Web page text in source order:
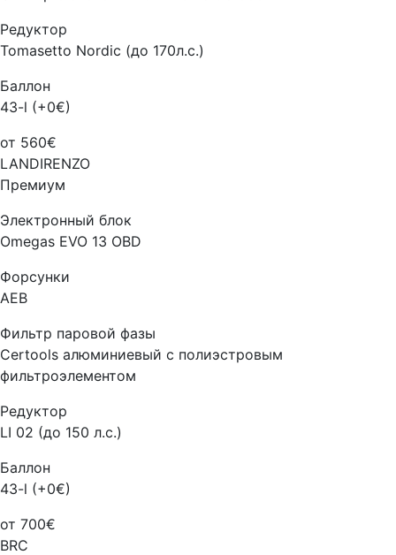
Редуктор
Tomasetto Nordic (до 170л.с.)
Баллон
43-l (+0€)
от 560€
LANDIRENZO
Премиум
Электронный блок
Omegas EVO 13 OBD
Форсунки
AEB
Фильтр паровой фазы
Certools алюминиевый с полиэстровым
фильтроэлементом
Редуктор
LI 02 (до 150 л.с.)
Баллон
43-l (+0€)
от 700€
BRC